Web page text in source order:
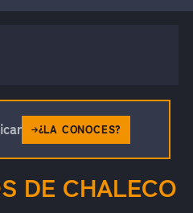
DE CHALECO
¿LA CONOCES?